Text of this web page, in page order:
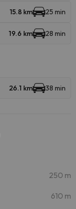
15.8 km 25 min
19.6 km 28 min
26.1 km 38 min
250 m
610 m